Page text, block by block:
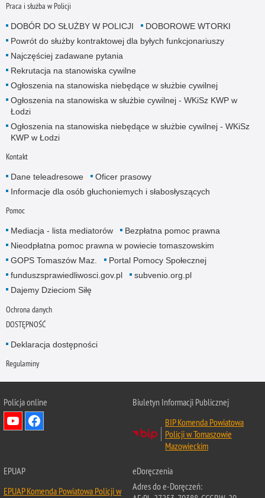
Praca i służba w Policji
DOBÓR DO SŁUŻBY W POLICJI
DOBOROWE WTORKI
Powrót do służby kontraktowej dla byłych funkcjonariuszy
Najczęściej zadawane pytania
Rekrutacja na stanowiska cywilne
Ogłoszenia na stanowiska niebędące w służbie cywilnej
Ogłoszenia na stanowiska w służbie cywilnej - WKiSz KWP w
Łodzi
Ogłoszenia na stanowiska niebędące w służbie cywilnej - WKiSz
KWP w Łodzi
Kontakt
Dane teleadresowe
Oficer prasowy
Informacje dla osób głuchoniemych i słabosłyszących
Pomoc
Mediacja - lista mediatorów
Bezpłatna pomoc prawna
Nieodpłatna pomoc prawna w powiecie tomaszowskim
GOPS Tomaszów Maz.
Portal Pomocy Społecznej
funduszsprawiedliwosci.gov.pl
subvenio.org.pl
Dajemy Dzieciom Siłę
Ochrona danych
DOSTĘPNOŚĆ
Deklaracja dostępności
Regulaminy
Policja online
Biuletyn Informacji Publicznej
BIP Komenda Powiatowa
Policji w Tomaszowie
Mazowieckim
EPUAP
EPUAP Komenda Powiatowa Policji w
eDoręczenia
Adres do e-Doręczeń: